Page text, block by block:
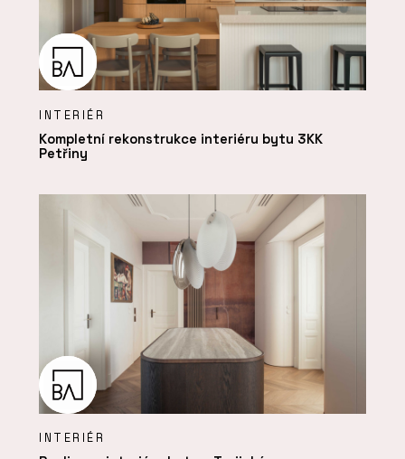
INTERIÉR
Kompletní rekonstrukce interiéru bytu 3KK
Petřiny
INTERIÉR